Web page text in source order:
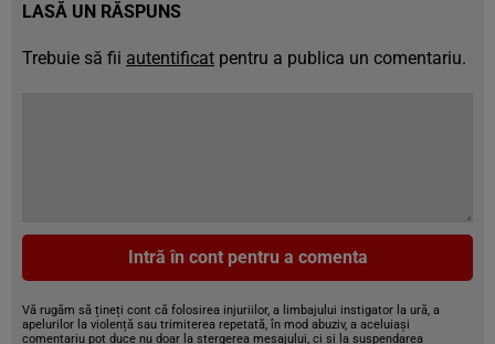
LASĂ UN RĂSPUNS
Trebuie să fii autentificat pentru a publica un comentariu.
Intră în cont pentru a comenta
Vă rugăm să țineți cont că folosirea injuriilor, a limbajului instigator la ură, a
apelurilor la violență sau trimiterea repetată, în mod abuziv, a aceluiași
comentariu pot duce nu doar la ștergerea mesajului, ci și la suspendarea